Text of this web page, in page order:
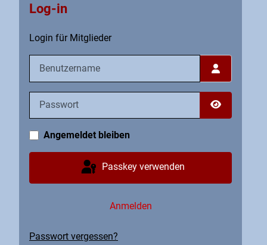
Log-in
Login für Mitglieder
Passwort
Angemeldet bleiben
Passkey verwenden
Anmelden
Passwort vergessen?